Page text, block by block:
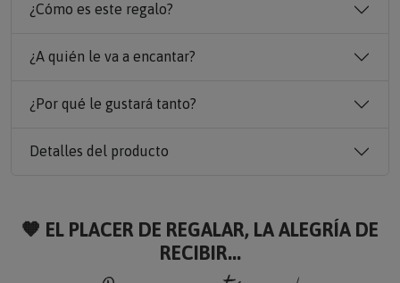
¿Cómo es este regalo?
¿A quién le va a encantar?
¿Por qué le gustará tanto?
Detalles del producto
🧡 EL PLACER DE REGALAR, LA ALEGRÍA DE
RECIBIR...